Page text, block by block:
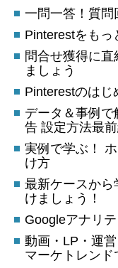
一問一答！質
Pinterestをもっ
問合せ獲得に
ましょう
Pinterestのはじ
データ＆事例
告 設定方法最前
実例で学ぶ！
け方
最新ケースか
けましょう！
Googleアナリ
動画・LP・運
マーケトレンド